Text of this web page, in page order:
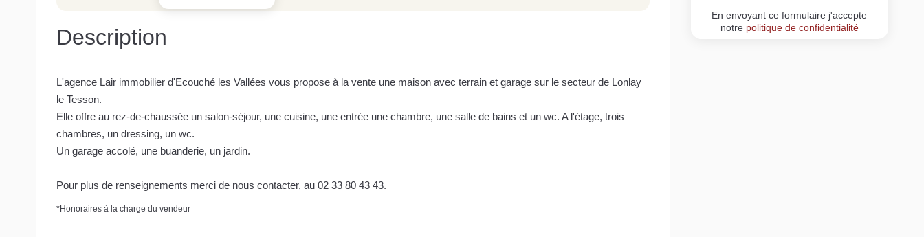
Description
L'agence Lair immobilier d'Ecouché les Vallées vous propose à la vente une maison avec terrain et garage sur le secteur de Lonlay
le Tesson.
Elle offre au rez-de-chaussée un salon-séjour, une cuisine, une entrée une chambre, une salle de bains et un wc. A l'étage, trois
chambres, un dressing, un wc.
Un garage accolé, une buanderie, un jardin.
Pour plus de renseignements merci de nous contacter, au 02 33 80 43 43.
*Honoraires à la charge du vendeur
En envoyant ce formulaire j'accepte
notre politique de confidentialité